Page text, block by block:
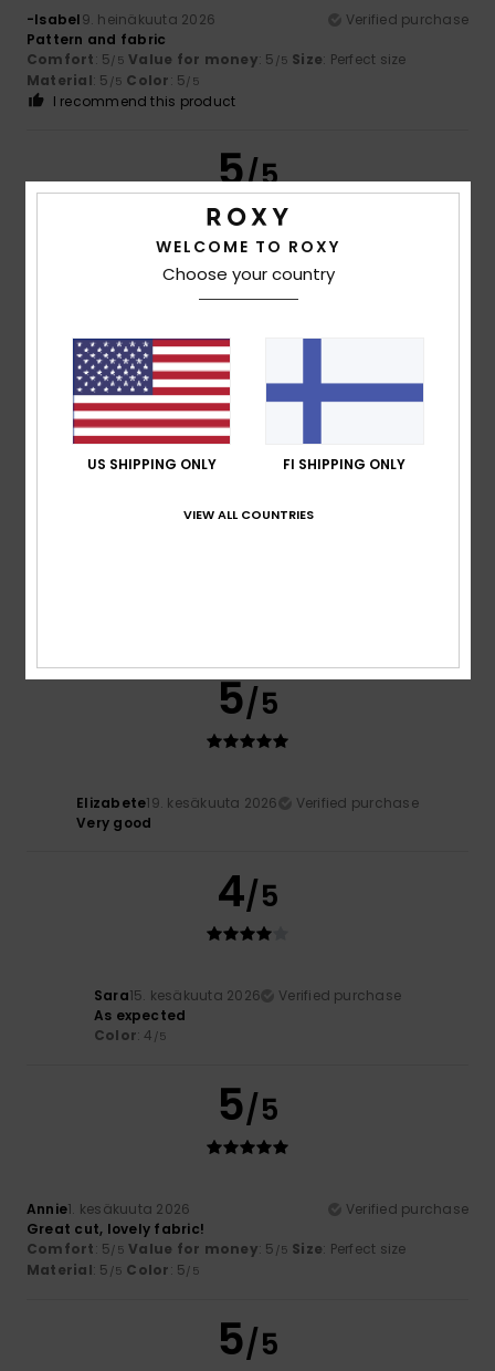
-Isabel9. heinäkuuta 2026
Verified purchase
Pattern and fabric
Comfort: 5/5 Value for money: 5 /5 Size: Perfect size
Material: 5 /5 Color: 5/5
I recommend this product
5/5
4. heinäkuuta 2026
Color: 4/5
I recommend this product
5
5/5
Elizabete19. kesäkuuta 2026
Verified purchase
Very good
4/5
Sara15. kesäkuuta 2026
Verified purchase
As expected
Color: 4 /5
5/5
Annie1. kesäkuuta 2026
Verified purchase
Great cut, lovely fabric!
Comfort: 5/5 Value for money: 5 /5 Size: Perfect size
Material: 5 /5 Color: 5/5
5/5
WELCOME TO ROXY
Choose your country
US SHIPPING ONLY FI SHIPPING ONLY
VIEW ALL COUNTRIES